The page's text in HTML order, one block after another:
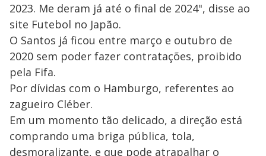
2023. Me deram já até o final de 2024", disse ao
site Futebol no Japão.
O Santos já ficou entre março e outubro de
2020 sem poder fazer contratações, proibido
pela Fifa.
Por dívidas com o Hamburgo, referentes ao
zagueiro Cléber.
Em um momento tão delicado, a direção está
comprando uma briga pública, tola,
desmoralizante, e que pode atrapalhar o